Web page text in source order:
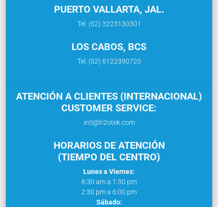
PUERTO VALLARTA, JAL.
Tel. (52) 3223130301
LOS CABOS, BCS
Tel. (52) 6122390720
ATENCIÓN A CLIENTES (INTERNACIONAL)
CUSTOMER SERVICE:
intl@h2otek.com
HORARIOS DE ATENCIÓN
(TIEMPO DEL CENTRO)
Lunes a Viernes:
8:30 am a 1:30 pm
2:30 pm a 6:00 pm
Sábado: